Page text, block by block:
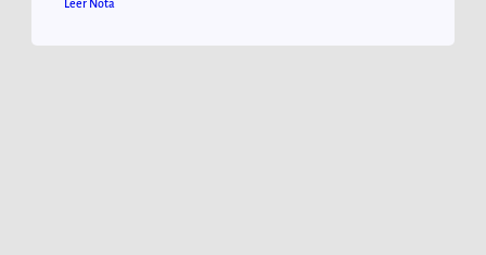
Leer Nota